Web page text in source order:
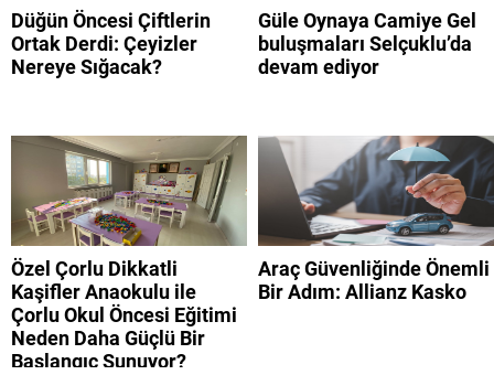
Düğün Öncesi Çiftlerin
Ortak Derdi: Çeyizler
Nereye Sığacak?
Güle Oynaya Camiye Gel
buluşmaları Selçuklu’da
devam ediyor
Özel Çorlu Dikkatli
Kaşifler Anaokulu ile
Çorlu Okul Öncesi Eğitimi
Neden Daha Güçlü Bir
Başlangıç Sunuyor?
Araç Güvenliğinde Önemli
Bir Adım: Allianz Kasko